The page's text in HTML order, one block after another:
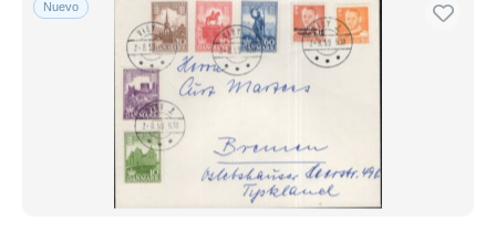
Sólo con descuento
Envío gratis
Métodos de pago
PayPal
Transferencia bancaria
Visa
Nuevo